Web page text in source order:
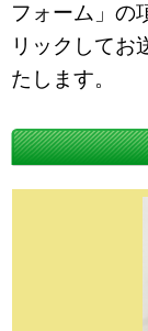
フォーム」の
リックしてお
たします。